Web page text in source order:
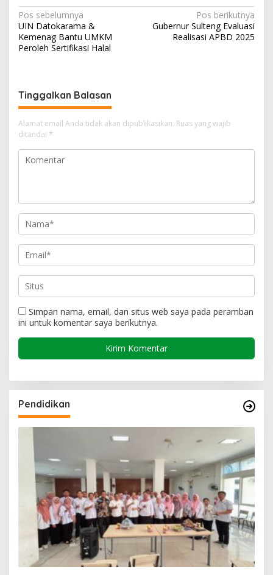
Navigasi
pos
Pos sebelumnya
UIN Datokarama &
Kemenag Bantu UMKM
Peroleh Sertifikasi Halal
Pos berikutnya
Gubernur Sulteng Evaluasi
Realisasi APBD 2025
Tinggalkan Balasan
Alamat email Anda tidak akan dipublikasikan. Ruas yang wajib
ditandai *
Simpan nama, email, dan situs web saya pada peramban
ini untuk komentar saya berikutnya.
Pendidikan